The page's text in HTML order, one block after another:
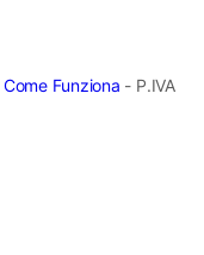
Come Funziona - P.IVA